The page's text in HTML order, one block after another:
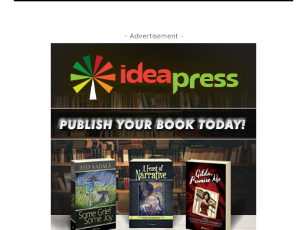
- Advertisement -